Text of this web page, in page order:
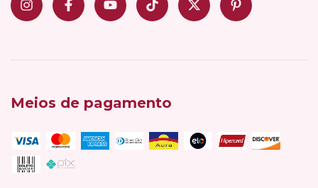
Meios de pagamento